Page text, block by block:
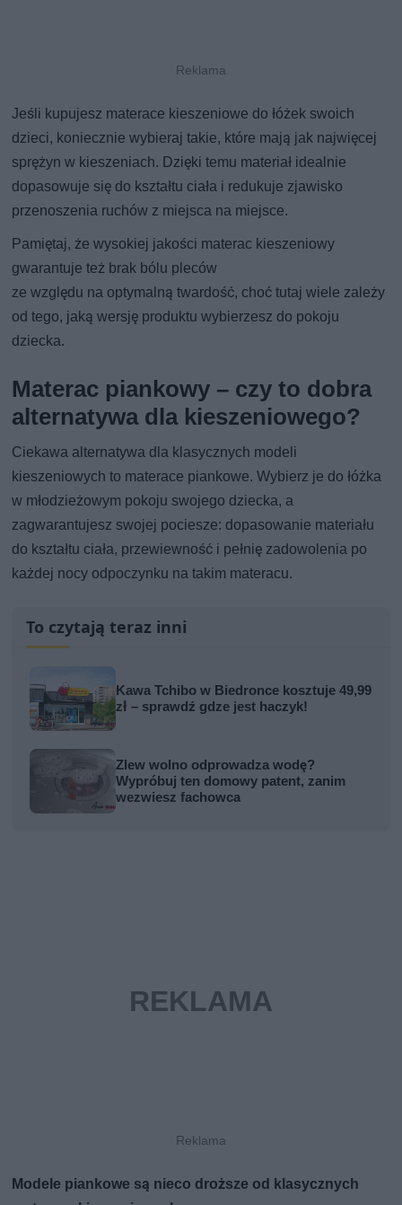
Jeśli kupujesz materace kieszeniowe do łóżek swoich
dzieci, koniecznie wybieraj takie, które mają jak najwięcej
sprężyn w kieszeniach. Dzięki temu materiał idealnie
dopasowuje się do kształtu ciała i redukuje zjawisko
przenoszenia ruchów z miejsca na miejsce.
Pamiętaj, że wysokiej jakości materac kieszeniowy
gwarantuje też brak bólu pleców
ze względu na optymalną twardość, choć tutaj wiele zależy
od tego, jaką wersję produktu wybierzesz do pokoju
dziecka.
Materac piankowy – czy to dobra
alternatywa dla kieszeniowego?
Ciekawa alternatywa dla klasycznych modeli
kieszeniowych to materace piankowe. Wybierz je do łóżka
w młodzieżowym pokoju swojego dziecka, a
zagwarantujesz swojej pociesze: dopasowanie materiału
do kształtu ciała, przewiewność i pełnię zadowolenia po
każdej nocy odpoczynku na takim materacu.
To czytają teraz inni
Kawa Tchibo w Biedronce kosztuje 49,99
zł – sprawdź gdze jest haczyk!
Zlew wolno odprowadza wodę?
Wypróbuj ten domowy patent, zanim
wezwiesz fachowca
Modele piankowe są nieco droższe od klasycznych